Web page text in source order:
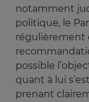
notamment
politique, le
régulièrement
possible
quant à lui
prenant